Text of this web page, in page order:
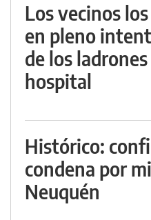
Los vecinos
en pleno
de los
hospital
Histórico:
condena por
Neuquén